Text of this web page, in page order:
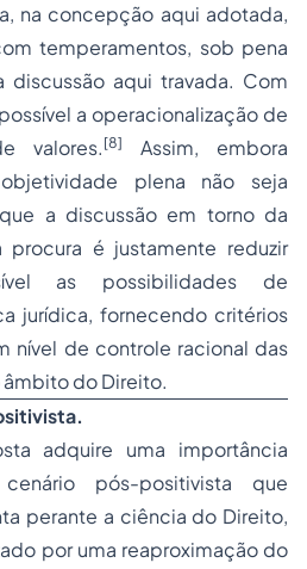
na concepção aqui adotada,
temperamentos, sob pena
aqui travada. Com
a operacionalização de
valores. [8]
Assim, embora
plena não seja
a discussão em torno da
procura é justamente reduzir
as possibilidades de
jurídica, fornecendo critérios
nível de controle racional das
do Direito.
adquire uma importância
pós-positivista que
perante a ciência do Direito,
por uma reaproximação do